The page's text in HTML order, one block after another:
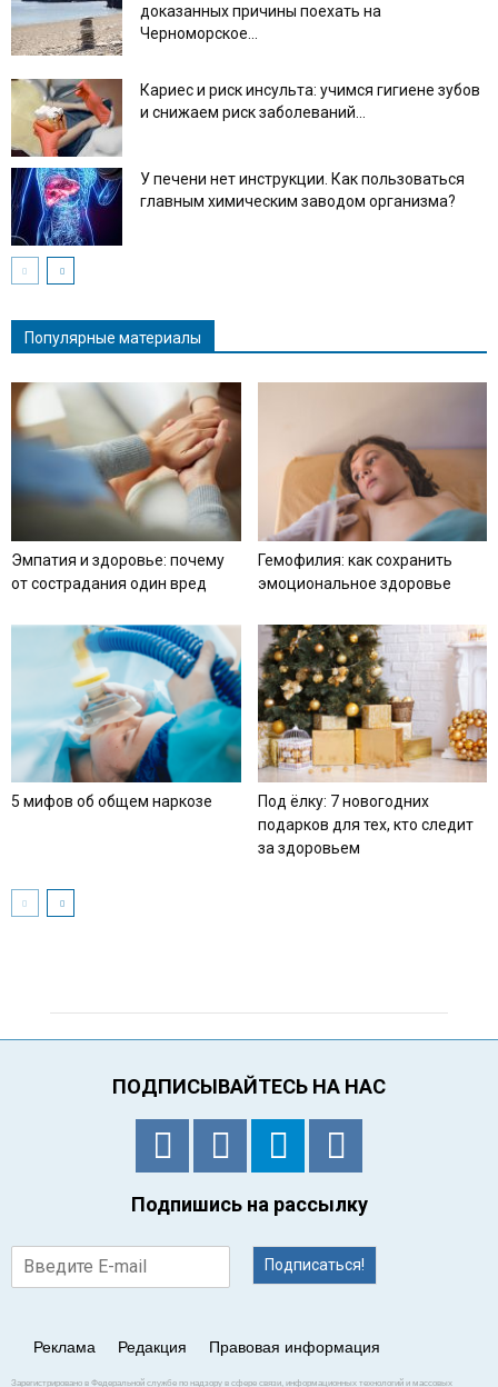
доказанных причины поехать на
Черноморское...
Кариес и риск инсульта: учимся гигиене зубов
и снижаем риск заболеваний...
У печени нет инструкции. Как пользоваться
главным химическим заводом организма?
Популярные материалы
Эмпатия и здоровье: почему
от сострадания один вред
Гемофилия: как сохранить
эмоциональное здоровье
5 мифов об общем наркозе
Под ёлку: 7 новогодних
подарков для тех, кто следит
за здоровьем
ПОДПИСЫВАЙТЕСЬ НА НАС
Подпишись на рассылку
Подписаться!
Реклама Редакция Правовая информация
Зарегистрировано в Федеральной службе по надзору в сфере связи, информационных технологий и массовых